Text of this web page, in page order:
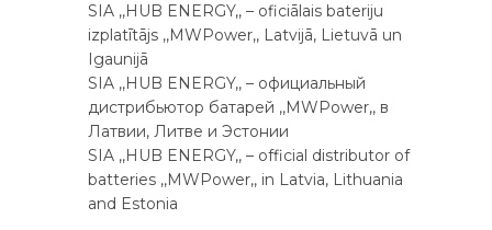
SIA ,,HUB ENERGY,, – oficiālais bateriju
izplatītājs ,,MWPower,, Latvijā, Lietuvā un
Igaunijā
SIA ,,HUB ENERGY,, – официальный
дистрибьютор батарей ,,MWPower,, в
Латвии, Литве и Эстонии
SIA ,,HUB ENERGY,, – official distributor of
batteries ,,MWPower,, in Latvia, Lithuania
and Estonia